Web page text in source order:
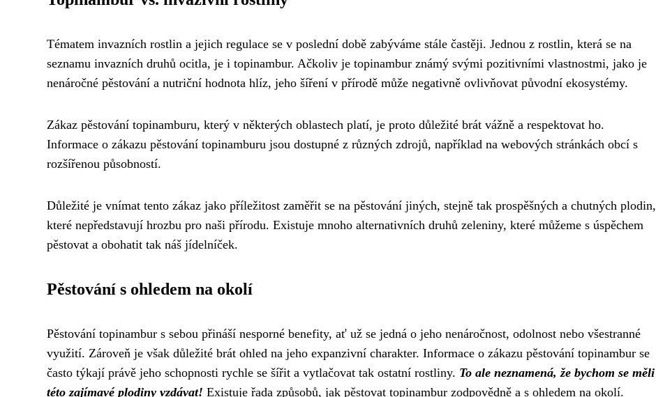
Tématem invazních rostlin a jejich regulace se v poslední době zabýváme stále častěji. Jednou z rostlin, která se na
seznamu invazních druhů ocitla, je i topinambur. Ačkoliv je topinambur známý svými pozitivními vlastnostmi, jako je
nenáročné pěstování a nutriční hodnota hlíz, jeho šíření v přírodě může negativně ovlivňovat původní ekosystémy.
Zákaz pěstování topinamburu, který v některých oblastech platí, je proto důležité brát vážně a respektovat ho.
Informace o zákazu pěstování topinamburu jsou dostupné z různých zdrojů, například na webových stránkách obcí s
rozšířenou působností.
Důležité je vnímat tento zákaz jako příležitost zaměřit se na pěstování jiných, stejně tak prospěšných a chutných plodin,
které nepředstavují hrozbu pro naši přírodu. Existuje mnoho alternativních druhů zeleniny, které můžeme s úspěchem
pěstovat a obohatit tak náš jídelníček.
Pěstování s ohledem na okolí
Pěstování topinambur s sebou přináší nesporné benefity, ať už se jedná o jeho nenáročnost, odolnost nebo všestranné
využití. Zároveň je však důležité brát ohled na jeho expanzivní charakter. Informace o zákazu pěstování topinambur se
často týkají právě jeho schopnosti rychle se šířit a vytlačovat tak ostatní rostliny. To ale neznamená, že bychom se měli
této zajímavé plodiny vzdávat! Existuje řada způsobů, jak pěstovat topinambur zodpovědně a s ohledem na okolí.